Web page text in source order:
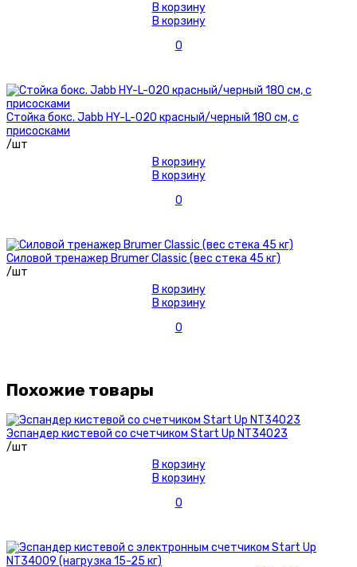
В корзину
В корзину
0
Стойка бокс. Jabb HY-L-020 красный/черный 180 см, с
присосками
/шт
В корзину
В корзину
0
Силовой тренажер Brumer Classic (вес стека 45 кг)
/шт
В корзину
В корзину
0
Похожие товары
Эспандер кистевой со счетчиком Start Up NT34023
/шт
В корзину
В корзину
0